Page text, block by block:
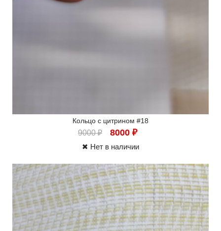
Кольцо с цитрином #18
9000₽ 8000 ₽
✖ Нет в наличии